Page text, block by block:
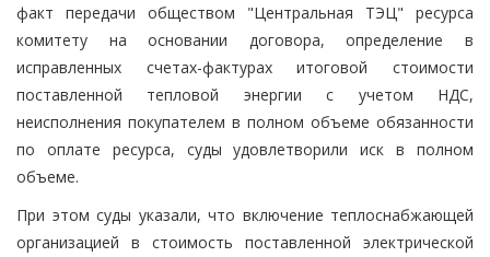
факт передачи обществом "Центральная ТЭЦ" ресурса
комитету на основании договора, определение в
исправленных счетах-фактурах итоговой стоимости
поставленной тепловой энергии с учетом НДС,
неисполнения покупателем в полном объеме обязанности
по оплате ресурса, суды удовлетворили иск в полном
объеме.
При этом суды указали, что включение теплоснабжающей
организацией в стоимость поставленной электрической